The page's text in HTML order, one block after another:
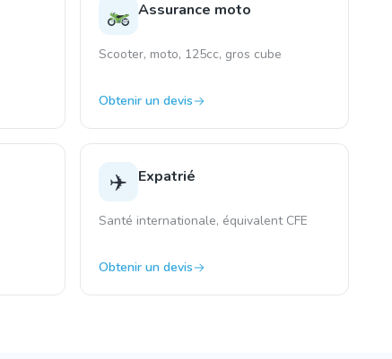
Assurance moto
Scooter, moto, 125cc, gros cube
Obtenir un devis
✈️ Expatrié
Santé internationale, équivalent CFE
Obtenir un devis